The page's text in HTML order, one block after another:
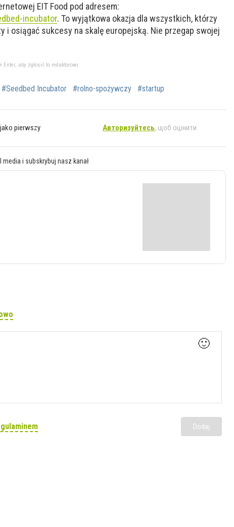
EIT Food pod adresem:
incubator. To wyjątkowa okazja dla wszystkich, którzy
i osiągać sukcesy na skalę europejską. Nie przegap swojej
aby zgłosić to redaktorowi
#Seedbed Incubator #rolno-spożywczy #startup
pierwszy Авторизуйтесь, щоб оцінити
i subskrybuj nasz kanał
🙂
Dodaj